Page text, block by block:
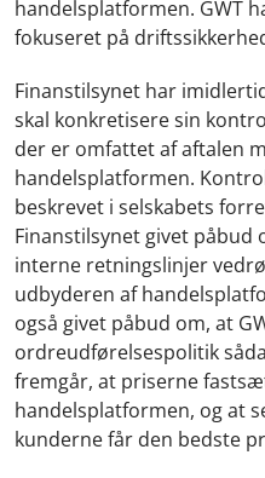
handelsplatformen. GWT
fokuseret på
Finanstilsynet har
skal konkretisere sin
der er omfattet af aftalen
handelsplatformen.
beskrevet i selskabets
Finanstilsynet givet påbud
interne retningslinjer
udbyderen af
også givet påbud om, at
ordreudførelsespolitik
fremgår, at priserne
handelsplatformen, og at
kunderne får den bedste